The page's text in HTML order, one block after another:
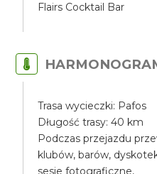
Flairs Cocktail Bar
Trasa wycieczki: Pafos
Długość trasy: 40 km
Podczas przejazdu
klubów, barów,
sesje fotograficzne,